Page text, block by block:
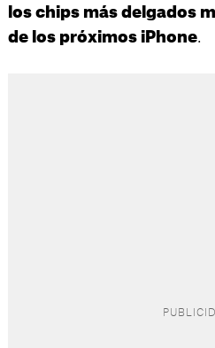
los chips más delgados
de los próximos iPhone.